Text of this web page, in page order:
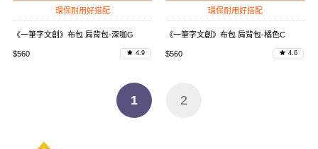
環保耐用好搭配
《一筆字文創》布包 肩背包-深咖G
$560 4.9
環保耐用好搭配
《一筆字文創》布包 肩背包-橘色C
$560 4.6
1 2